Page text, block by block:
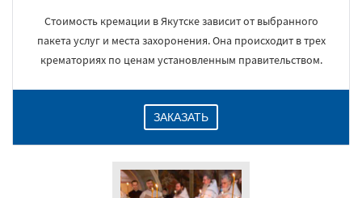
Стоимость кремации в Якутске зависит от выбранного
пакета услуг и места захоронения. Она происходит в трех
крематориях по ценам установленным правительством.
ЗАКАЗАТЬ